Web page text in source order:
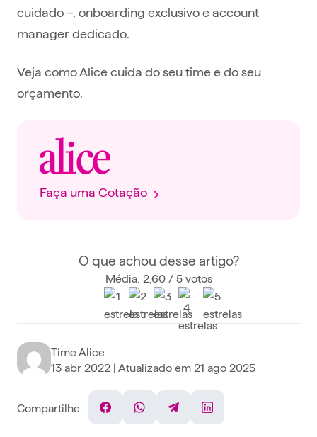
cuidado –, onboarding exclusivo e account
manager dedicado.
Veja como Alice cuida do seu time e do seu
orçamento.
Faça uma Cotação
O que achou desse artigo?
Média: 2,60 / 5 votos
Time Alice
13 abr 2022 | Atualizado em 21 ago 2025
Compartilhe
FacebookWhatsAppTelegramLinkedin